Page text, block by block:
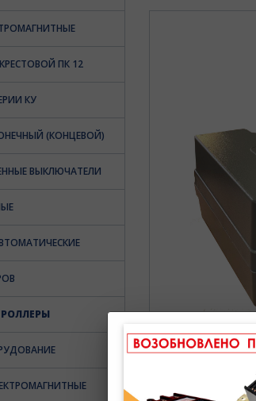
ПК 12
КУ
(КОНЦЕВОЙ)
ВЫКЛЮЧАТЕЛИ